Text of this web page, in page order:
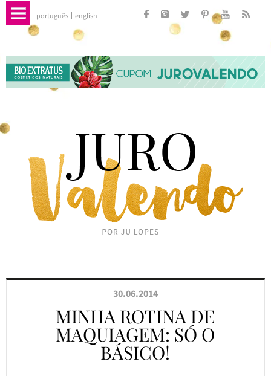
português english
30.06.2014
MINHA ROTINA DE
MAQUIAGEM: SÓ O
BÁSICO!